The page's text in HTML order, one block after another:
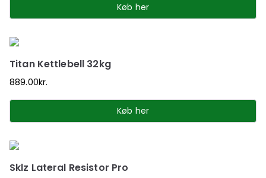
Køb her
Titan Kettlebell 32kg
889.00kr.
Køb her
Sklz Lateral Resistor Pro